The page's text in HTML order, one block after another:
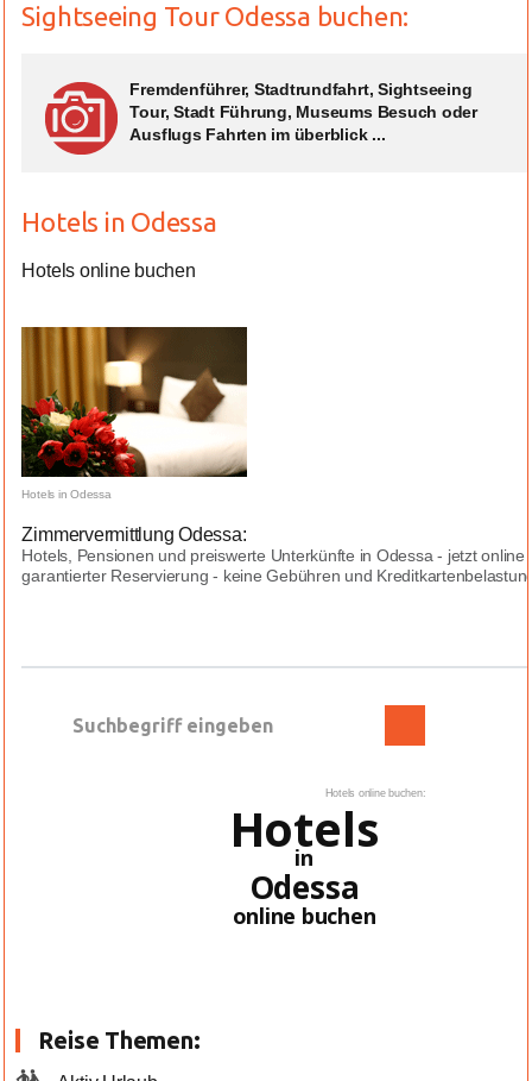
Sightseeing Tour Odessa buchen:
Fremdenführer, Stadtrundfahrt, Sightseeing
Tour, Stadt Führung, Museums Besuch oder
Ausflugs Fahrten im überblick ...
Hotels in Odessa
Hotels online buchen
Hotels in Odessa
Zimmervermittlung Odessa:
Hotels, Pensionen und preiswerte Unterkünfte in Odessa - jetzt
garantierter Reservierung - keine Gebühren und
Hotels online buchen:
Hotels
in
Odessa
online buchen
Reise Themen: